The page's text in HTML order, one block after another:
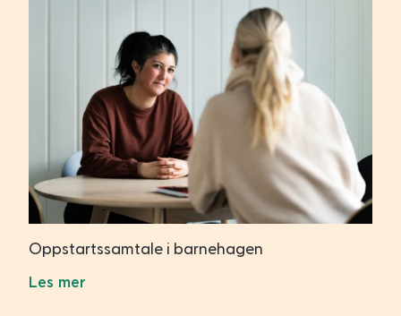
Oppstartssamtale i barnehagen
Les mer